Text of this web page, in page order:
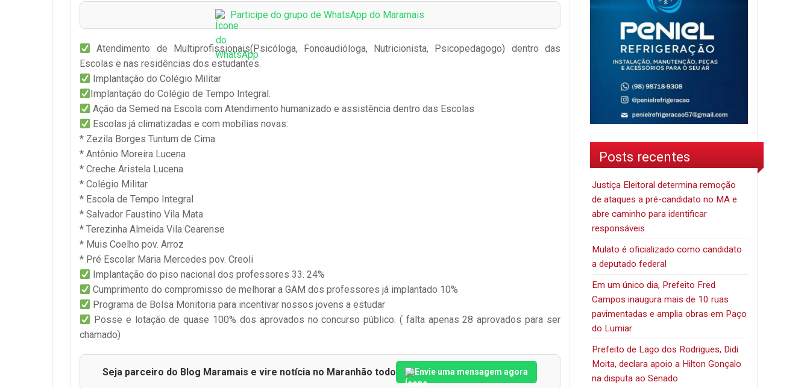
Participe do grupo de WhatsApp do Maramais
Atendimento de Multiprofissionais(Psicóloga, Fonoaudióloga, Nutricionista, Psicopedagogo) dentro das
Escolas e nas residências dos estudantes.
Implantação do Colégio Militar
Implantação do Colégio de Tempo Integral.
Ação da Semed na Escola com Atendimento humanizado e assistência dentro das Escolas
Escolas já climatizadas e com mobílias novas:
* Zezila Borges Tuntum de Cima
* Antônio Moreira Lucena
* Creche Aristela Lucena
* Colégio Militar
* Escola de Tempo Integral
* Salvador Faustino Vila Mata
* Terezinha Almeida Vila Cearense
* Muis Coelho pov. Arroz
* Pré Escolar Maria Mercedes pov. Creoli
Implantação do piso nacional dos professores 33. 24%
Cumprimento do compromisso de melhorar a GAM dos professores já implantado 10%
Programa de Bolsa Monitoria para incentivar nossos jovens a estudar
Posse e lotação de quase 100% dos aprovados no concurso público. ( falta apenas 28 aprovados para ser
chamado)
Seja parceiro do Blog Maramais e vire notícia no Maranhão todo Envie uma mensagem agora
Posts recentes
Justiça Eleitoral determina remoção
de ataques a pré-candidato no MA e
abre caminho para identificar
responsáveis
Mulato é oficializado como candidato
a deputado federal
Em um único dia, Prefeito Fred
Campos inaugura mais de 10 ruas
pavimentadas e amplia obras em Paço
do Lumiar
Prefeito de Lago dos Rodrigues, Didi
Moita, declara apoio a Hilton Gonçalo
na disputa ao Senado